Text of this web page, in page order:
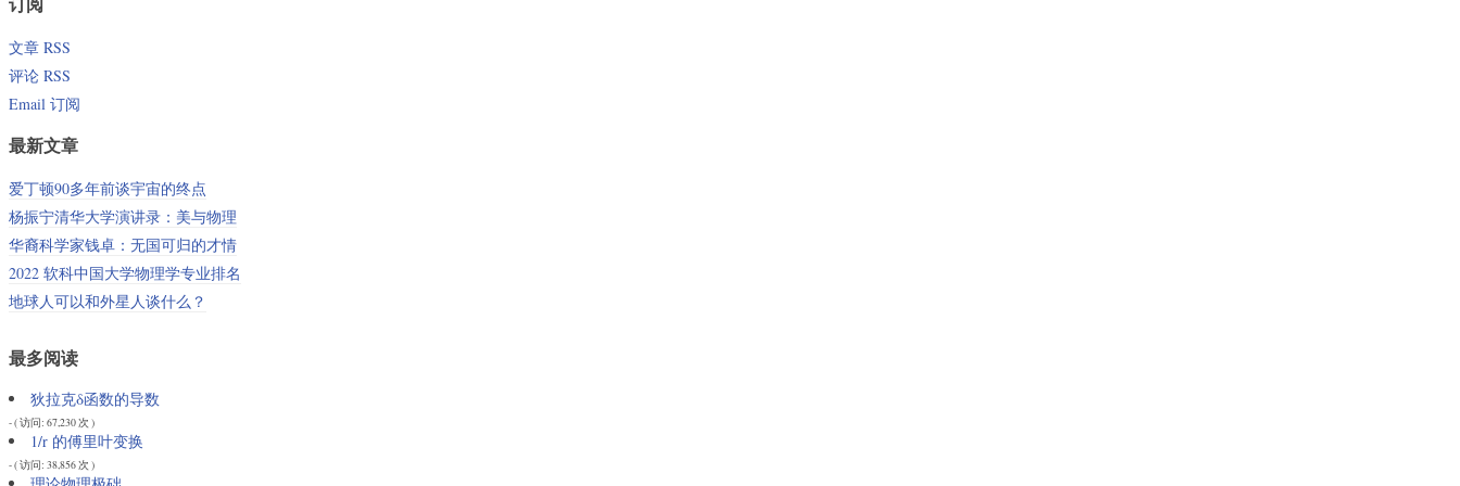
文章 RSS
评论 RSS
Email 订阅
最新文章
爱丁顿90多年前谈宇宙的终点
杨振宁清华大学演讲录：美与物理
华裔科学家钱卓：无国可归的才情
2022 软科中国大学物理学专业排名
地球人可以和外星人谈什么？
最多阅读
狄拉克δ函数的导数
- ( 访问: 67,230 次 )
1/r 的傅里叶变换
- ( 访问: 38,856 次 )